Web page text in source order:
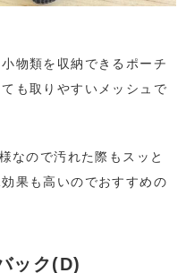
物類を収納できるポーチ
も取りやすいメッシュで
なので汚れた際もスッと
果も高いのでおすすめの
ック(D)